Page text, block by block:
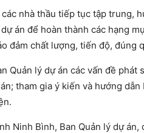
nhà thầu tiếp tục tập trung,
án để hoàn thành các hạng
đảm chất lượng, tiến độ, đúng
Quản lý dự án các vấn đề
tham gia ý kiến và hướng
Ninh Bình, Ban Quản lý dự